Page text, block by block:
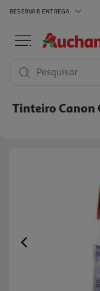
RESERVAR ENTREGA
Pesquisar
Tinteiro Canon
Previous